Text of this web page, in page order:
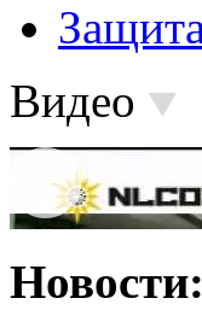
Видео
Новости: